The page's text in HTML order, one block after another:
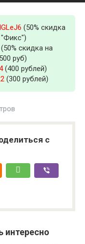
(50% скидка
"Фикс")
(50% скидка на
руб)
(400 рублей)
(300 рублей)
с